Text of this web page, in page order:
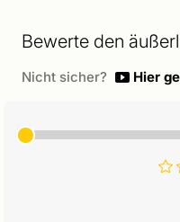
Bewerte den
Nicht sicher? Hier